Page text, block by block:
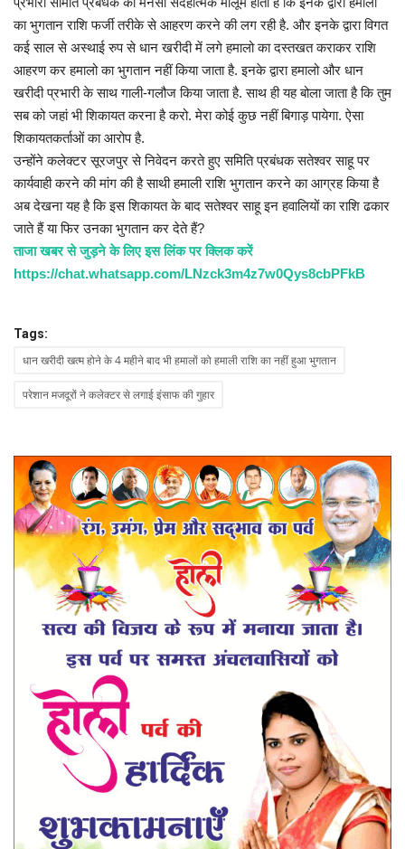
का भुगतान राशि फर्जी तरीके से आहरण करने की लग रही है. और इनके द्वारा विगत
कई साल से अस्थाई रुप से धान खरीदी में लगे हमालो का दस्तखत कराकर राशि
आहरण कर हमालो का भुगतान नहीं किया जाता है. इनके द्वारा हमालो और धान
खरीदी प्रभारी के साथ गाली-गलौज किया जाता है. साथ ही यह बोला जाता है कि तुम
सब को जहां भी शिकायत करना है करो. मेरा कोई कुछ नहीं बिगाड़ पायेगा. ऐसा
शिकायतकर्ताओं का आरोप है.
उन्होंने कलेक्टर सूरजपुर से निवेदन करते हुए समिति प्रबंधक सतेश्वर साहू पर
कार्यवाही करने की मांग की है साथी हमाली राशि भुगतान करने का आग्रह किया है
अब देखना यह है कि इस शिकायत के बाद सतेश्वर साहू इन हवालियों का राशि ढकार
जाते हैं या फिर उनका भुगतान कर देते हैं?
ताजा खबर से जुड़ने के लिए इस लिंक पर क्लिक करें
https://chat.whatsapp.com/LNzck3m4z7w0Qys8cbPFkB
Tags:
धान खरीदी खत्म होने के 4 महीने बाद भी हमालों को हमाली राशि का नहीं हुआ भुगतान
परेशान मजदूरों ने कलेक्टर से लगाई इंसाफ की गुहार